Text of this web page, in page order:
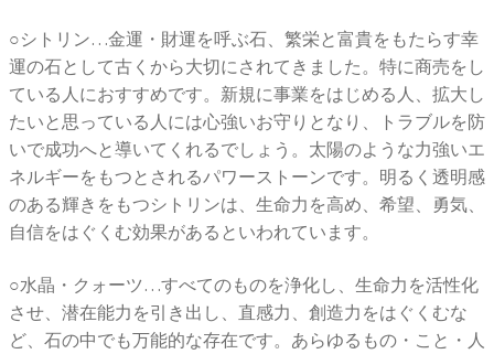
○シトリン…金運・財運を呼ぶ石、繁栄と富貴をもたらす幸
運の石として古くから大切にされてきました。特に商売をし
ている人におすすめです。新規に事業をはじめる人、拡大し
たいと思っている人には心強いお守りとなり、トラブルを防
いで成功へと導いてくれるでしょう。太陽のような力強いエ
ネルギーをもつとされるパワーストーンです。明るく透明感
のある輝きをもつシトリンは、生命力を高め、希望、勇気、
自信をはぐくむ効果があるといわれています。
○水晶・クォーツ…すべてのものを浄化し、生命力を活性化
させ、潜在能力を引き出し、直感力、創造力をはぐくむな
ど、石の中でも万能的な存在です。あらゆるもの・こと・人